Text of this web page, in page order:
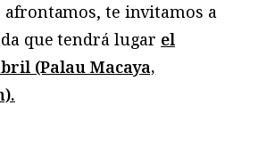
afrontamos, te invitamos a
que tendrá lugar el
(Palau Macaya,